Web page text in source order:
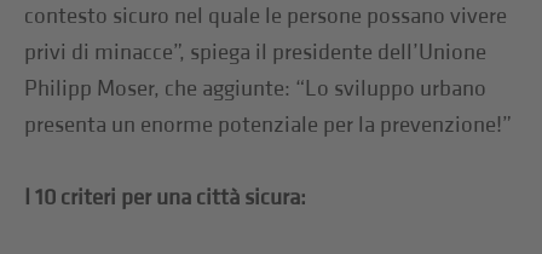
contesto sicuro nel quale le persone possano vivere
privi di minacce”, spiega il presidente dell’Unione
Philipp Moser, che aggiunte: “Lo sviluppo urbano
presenta un enorme potenziale per la prevenzione!”
I 10 criteri per una città sicura: